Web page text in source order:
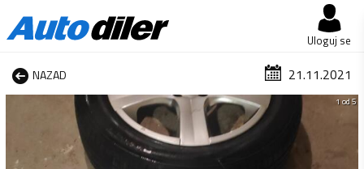
Uloguj se
NAZAD 21.11.2021
1 od 5